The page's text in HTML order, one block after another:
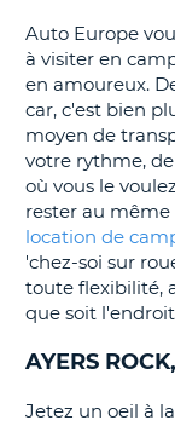
Auto Europe
à visiter en
en amoureux.
car, c'est bien
moyen de
votre rythme,
où vous le
rester au même
location de
'chez-soi sur
toute flexibilité,
que soit
AYERS
Jetez un oeil à